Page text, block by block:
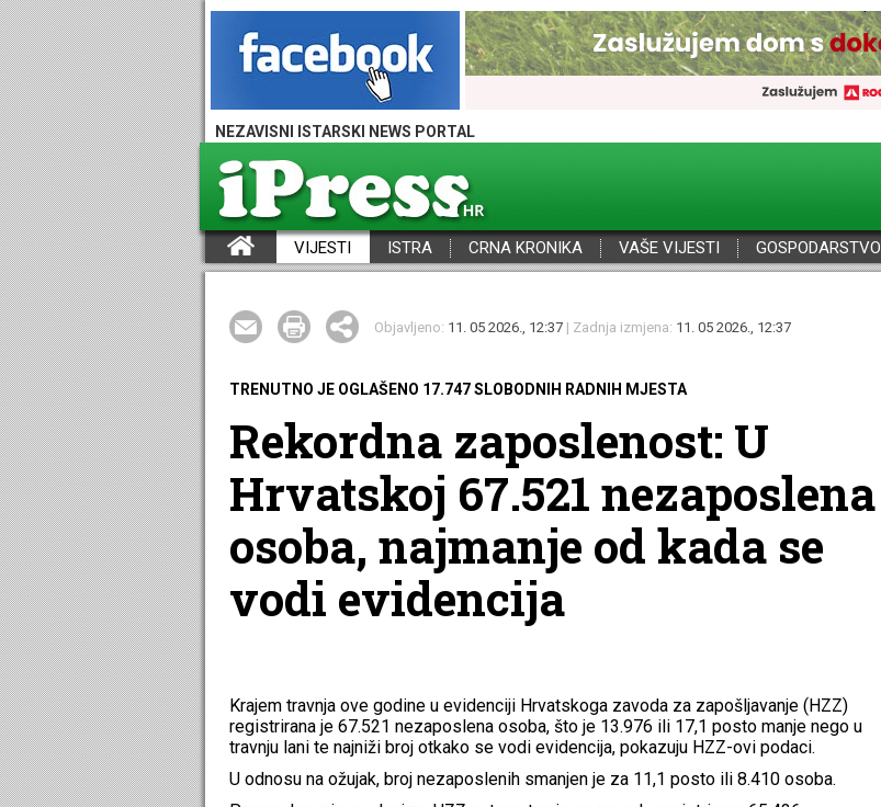
NEZAVISNI ISTARSKI NEWS PORTAL
VIJESTI ISTRA CRNA KRONIKA VAŠE VIJESTI GOSPODARSTVO
Objavljeno: 11. 05 2026., 12:37 | Zadnja izmjena: 11. 05 2026., 12:37
TRENUTNO JE OGLAŠENO 17.747 SLOBODNIH RADNIH MJESTA
Rekordna zaposlenost: U
Hrvatskoj 67.521 nezaposlena
osoba, najmanje od kada se
vodi evidencija
Krajem travnja ove godine u evidenciji Hrvatskoga zavoda za zapošljavanje (HZZ)
registrirana je 67.521 nezaposlena osoba, što je 13.976 ili 17,1 posto manje nego u
travnju lani te najniži broj otkako se vodi evidencija, pokazuju HZZ-ovi podaci.
U odnosu na ožujak, broj nezaposlenih smanjen je za 11,1 posto ili 8.410 osoba.